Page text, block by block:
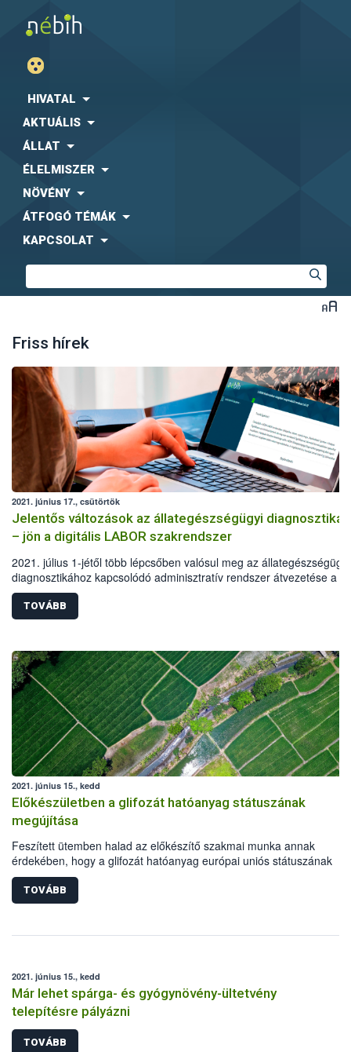
HIVATAL
AKTUÁLIS
ÁLLAT
ÉLELMISZER
NÖVÉNY
ÁTFOGÓ TÉMÁK
KAPCSOLAT
Friss hírek
2021. június 17., csütörtök
Jelentős változások az állategészségügyi
– jön a digitális LABOR szakrendszer
2021. július 1-jétől több lépcsőben valósul meg az állategészségügyi
diagnosztikához kapcsolódó adminisztratív rendszer átvezetése a
digitális térbe. A változások, újítások alapvetően két jelentős
érintenek: az ügyviteli rendszer digitalizációján túl életbe lép az ún.
egyetemleges felelősségvállalás. A Nemzeti Élelmiszerlánc-
megrendelésének egyszerűsítését, valamint a hiteles és gyors
eredményközlést támogatják.
TOVÁBB
2021. június 15., kedd
Előkészületben a glifozát hatóanyag státuszának
megújítása
Feszített ütemben halad az előkészítő szakmai munka annak
érdekében, hogy a glifozát hatóanyag európai uniós státuszának
megújításáról időben döntés születhessen. A négy előkészítő
határidőre elkészítette jelentéstervezetét, melyben, az eddigi
tudományos adatok alapján, a hatóanyag megújítására tettek
TOVÁBB
2021. június 15., kedd
Már lehet spárga- és gyógynövény-ültetvény
telepítésre pályázni
TOVÁBB